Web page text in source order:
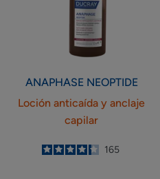
capilar
ANAPHASENEOPTIDE
Loción anticaída y anclaje
capilar
4.3
/5
165